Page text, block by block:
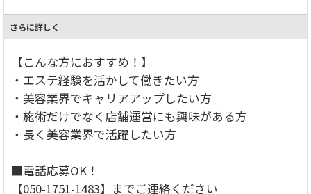
さらに詳しく
【こんな方におすすめ！】
・エステ経験を活かして働きたい方
・美容業界でキャリアアップしたい方
・施術だけでなく店舗運営にも興味がある方
・長く美容業界で活躍したい方
■電話応募OK！
【050-1751-1483】までご連絡ください